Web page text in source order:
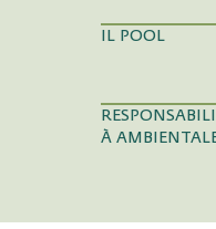
IL POOL
À